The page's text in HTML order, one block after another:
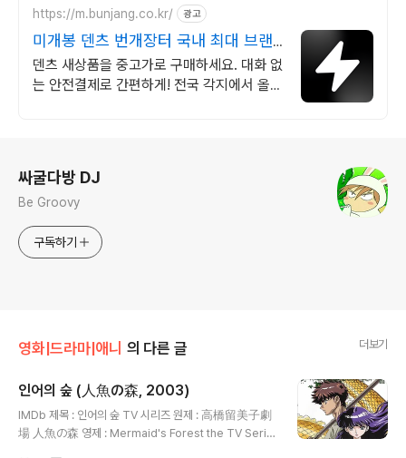
https://m.bunjang.co.kr/ 광고
미개봉 덴츠 번개장터 국내 최대 브랜
드 중고거래
덴츠 새상품을 중고가로 구매하세요. 대화 없
는 안전결제로 간편하게! 전국 각지에서 올라
싸굴다방 DJ
Be Groovy
구독하기
영화|드라마|애니 의 다른 글 더보기
인어의 숲 (人魚の森, 2003)
IMDb 제목 : 인어의 숲 TV 시리즈 원제 : 高橋留美子劇
場 人魚の森 영제 : Mermaid's Forest the TV Serie